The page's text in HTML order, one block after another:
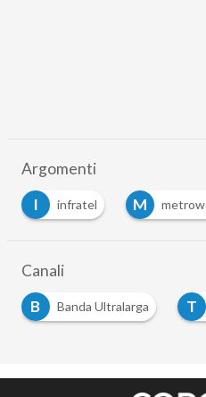
Argomenti
I
infratel M
Canali
B
Banda Ultralarga T